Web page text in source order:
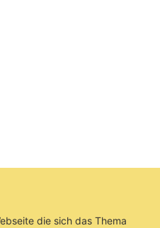
die sich das Thema